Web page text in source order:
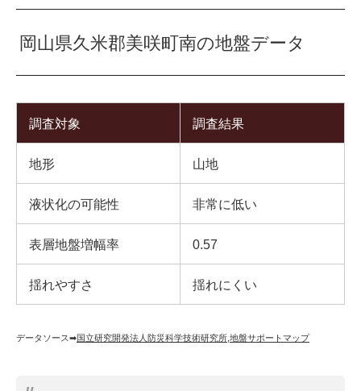
岡山県久米郡美咲町南の地盤データ
調査対象 調査結果
地形 山地
液状化の可能性 非常に低い
表層地盤増幅率 0.57
揺れやすさ 揺れにくい
データソース➡︎国立研究開発法人防災科学技術研究所 地盤サポートマップ